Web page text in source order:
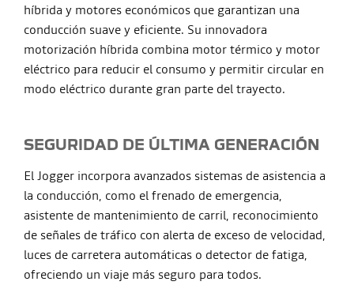
híbrida y motores económicos que garantizan una
conducción suave y eficiente. Su innovadora
motorización híbrida combina motor térmico y motor
eléctrico para reducir el consumo y permitir circular en
modo eléctrico durante gran parte del trayecto.
SEGURIDAD DE ÚLTIMA GENERACIÓN
El Jogger incorpora avanzados sistemas de asistencia a
la conducción, como el frenado de emergencia,
asistente de mantenimiento de carril, reconocimiento
de señales de tráfico con alerta de exceso de velocidad,
luces de carretera automáticas o detector de fatiga,
ofreciendo un viaje más seguro para todos.